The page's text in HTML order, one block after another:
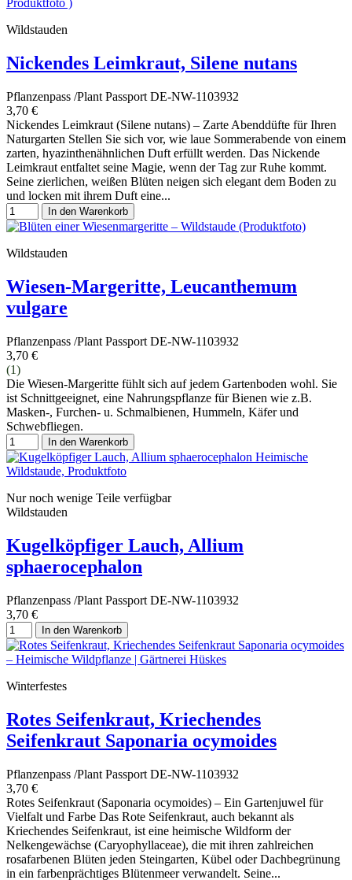
Wildstauden
Nickendes Leimkraut, Silene nutans
Pflanzenpass /Plant Passport DE-NW-1103932
3,70 €
Nickendes Leimkraut (Silene nutans) – Zarte Abenddüfte für Ihren
Naturgarten Stellen Sie sich vor, wie laue Sommerabende von einem
zarten, hyazinthenähnlichen Duft erfüllt werden. Das Nickende
Leimkraut entfaltet seine Magie, wenn der Tag zur Ruhe kommt.
Seine zierlichen, weißen Blüten neigen sich elegant dem Boden zu
und locken mit ihrem Duft eine...
In den Warenkorb
Wildstauden
Wiesen-Margeritte, Leucanthemum
vulgare
Pflanzenpass /Plant Passport DE-NW-1103932
3,70 €
(1)
Die Wiesen-Margeritte fühlt sich auf jedem Gartenboden wohl. Sie
ist Schnittgeeignet, eine Nahrungspflanze für Bienen wie z.B.
Masken-, Furchen- u. Schmalbienen, Hummeln, Käfer und
Schwebfliegen.
In den Warenkorb
Nur noch wenige Teile verfügbar
Wildstauden
Kugelköpfiger Lauch, Allium
sphaerocephalon
Pflanzenpass /Plant Passport DE-NW-1103932
3,70 €
In den Warenkorb
Winterfestes
Rotes Seifenkraut, Kriechendes
Seifenkraut Saponaria ocymoides
Pflanzenpass /Plant Passport DE-NW-1103932
3,70 €
Rotes Seifenkraut (Saponaria ocymoides) – Ein Gartenjuwel für
Vielfalt und Farbe Das Rote Seifenkraut, auch bekannt als
Kriechendes Seifenkraut, ist eine heimische Wildform der
Nelkengewächse (Caryophyllaceae), die mit ihren zahlreichen
rosafarbenen Blüten jeden Steingarten, Kübel oder Dachbegrünung
in ein farbenprächtiges Blütenmeer verwandelt. Seine...